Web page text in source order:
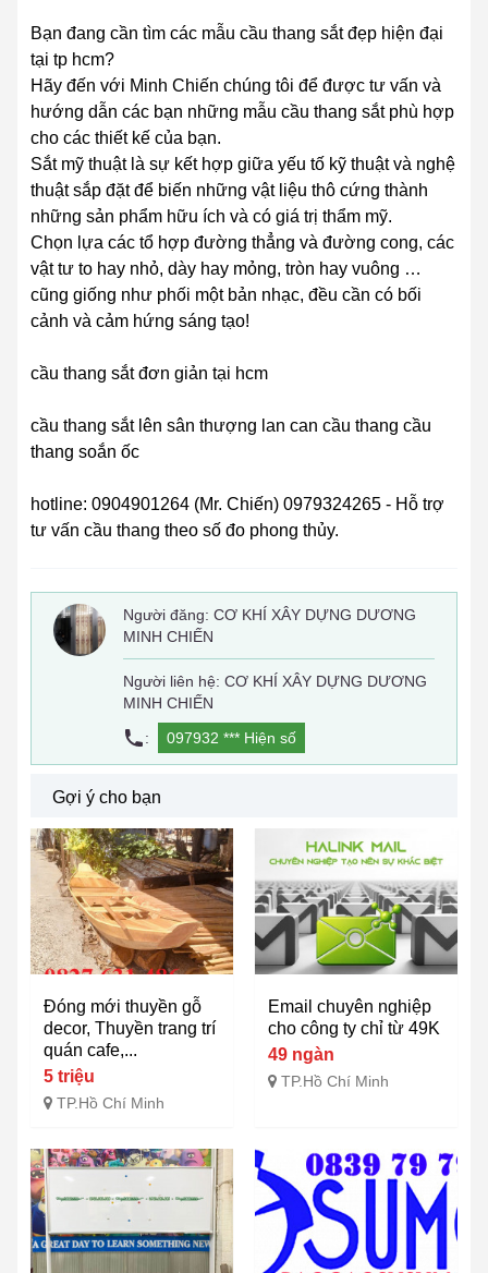
Bạn đang cần tìm các mẫu cầu thang sắt đẹp hiện đại
tại tp hcm?
Hãy đến với Minh Chiến chúng tôi để được tư vấn và
hướng dẫn các bạn những mẫu cầu thang sắt phù hợp
cho các thiết kế của bạn.
Sắt mỹ thuật là sự kết hợp giữa yếu tố kỹ thuật và nghệ
thuật sắp đặt để biến những vật liệu thô cứng thành
những sản phẩm hữu ích và có giá trị thẩm mỹ.
Chọn lựa các tổ hợp đường thẳng và đường cong, các
vật tư to hay nhỏ, dày hay mỏng, tròn hay vuông …
cũng giống như phối một bản nhạc, đều cần có bối
cảnh và cảm hứng sáng tạo!
cầu thang sắt đơn giản tại hcm
cầu thang sắt lên sân thượng lan can cầu thang cầu
thang soắn ốc
hotline: 0904901264 (Mr. Chiến) 0979324265 - Hỗ trợ
tư vấn cầu thang theo số đo phong thủy.
Người đăng: CƠ KHÍ XÂY DỰNG DƯƠNG
MINH CHIẾN
Người liên hệ: CƠ KHÍ XÂY DỰNG DƯƠNG
MINH CHIẾN
:
097932 *** Hiện số
Gợi ý cho bạn
Đóng mới thuyền gỗ
decor, Thuyền trang trí
quán cafe,...
5 triệu
TP.Hồ Chí Minh
Email chuyên nghiệp
cho công ty chỉ từ 49K
49 ngàn
TP.Hồ Chí Minh